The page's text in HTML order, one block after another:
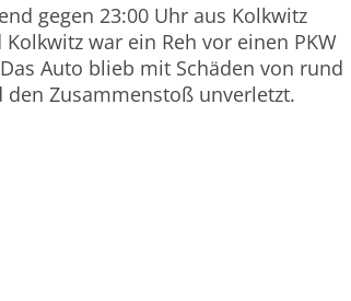
gegen 23:00 Uhr aus Kolkwitz
war ein Reh vor einen PKW
Auto blieb mit Schäden von rund
Zusammenstoß unverletzt.